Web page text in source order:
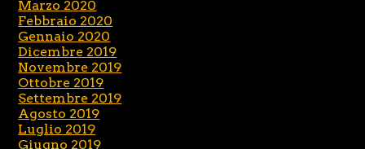
Marzo 2020
Febbraio 2020
Gennaio 2020
Dicembre 2019
Novembre 2019
Ottobre 2019
Settembre 2019
Agosto 2019
Luglio 2019
Giugno 2019